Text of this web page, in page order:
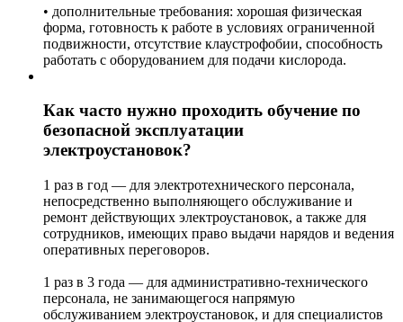
• дополнительные требования: хорошая физическая
форма, готовность к работе в условиях ограниченной
подвижности, отсутствие клаустрофобии, способность
работать с оборудованием для подачи кислорода.
Как часто нужно проходить обучение по
безопасной эксплуатации
электроустановок?
1 раз в год — для электротехнического персонала,
непосредственно выполняющего обслуживание и
ремонт действующих электроустановок, а также для
сотрудников, имеющих право выдачи нарядов и ведения
оперативных переговоров.
1 раз в 3 года — для административно-технического
персонала, не занимающегося напрямую
обслуживанием электроустановок, и для специалистов